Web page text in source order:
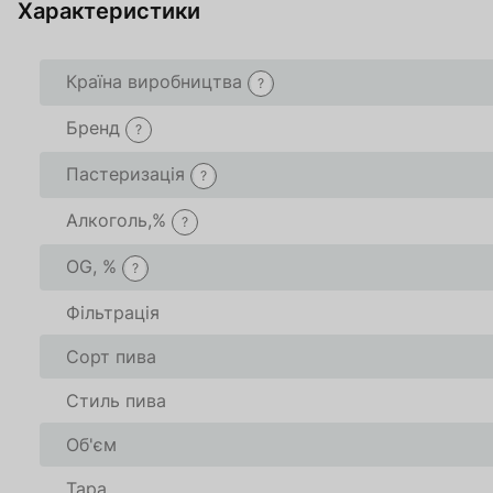
Характеристики
Країна виробництва ?
Бренд ?
Пастеризація ?
Алкоголь,% ?
OG, % ?
Фільтрація
Сорт пива
Стиль пива
Об'єм
Тара